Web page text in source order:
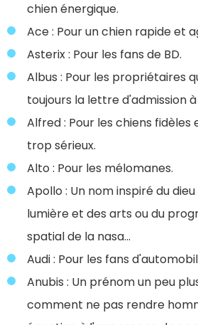
chien énergique.
Ace : Pour un chien rapide et
Asterix : Pour les fans de BD.
Albus : Pour les propriétaires
toujours la lettre d'admission à
Alfred : Pour les chiens fidèles
trop sérieux.
Alto : Pour les mélomanes.
Apollo : Un nom inspiré du
lumière et des arts ou du
spatial de la nasa...
Audi : Pour les fans
Anubis : Un prénom un peu
comment ne pas rendre